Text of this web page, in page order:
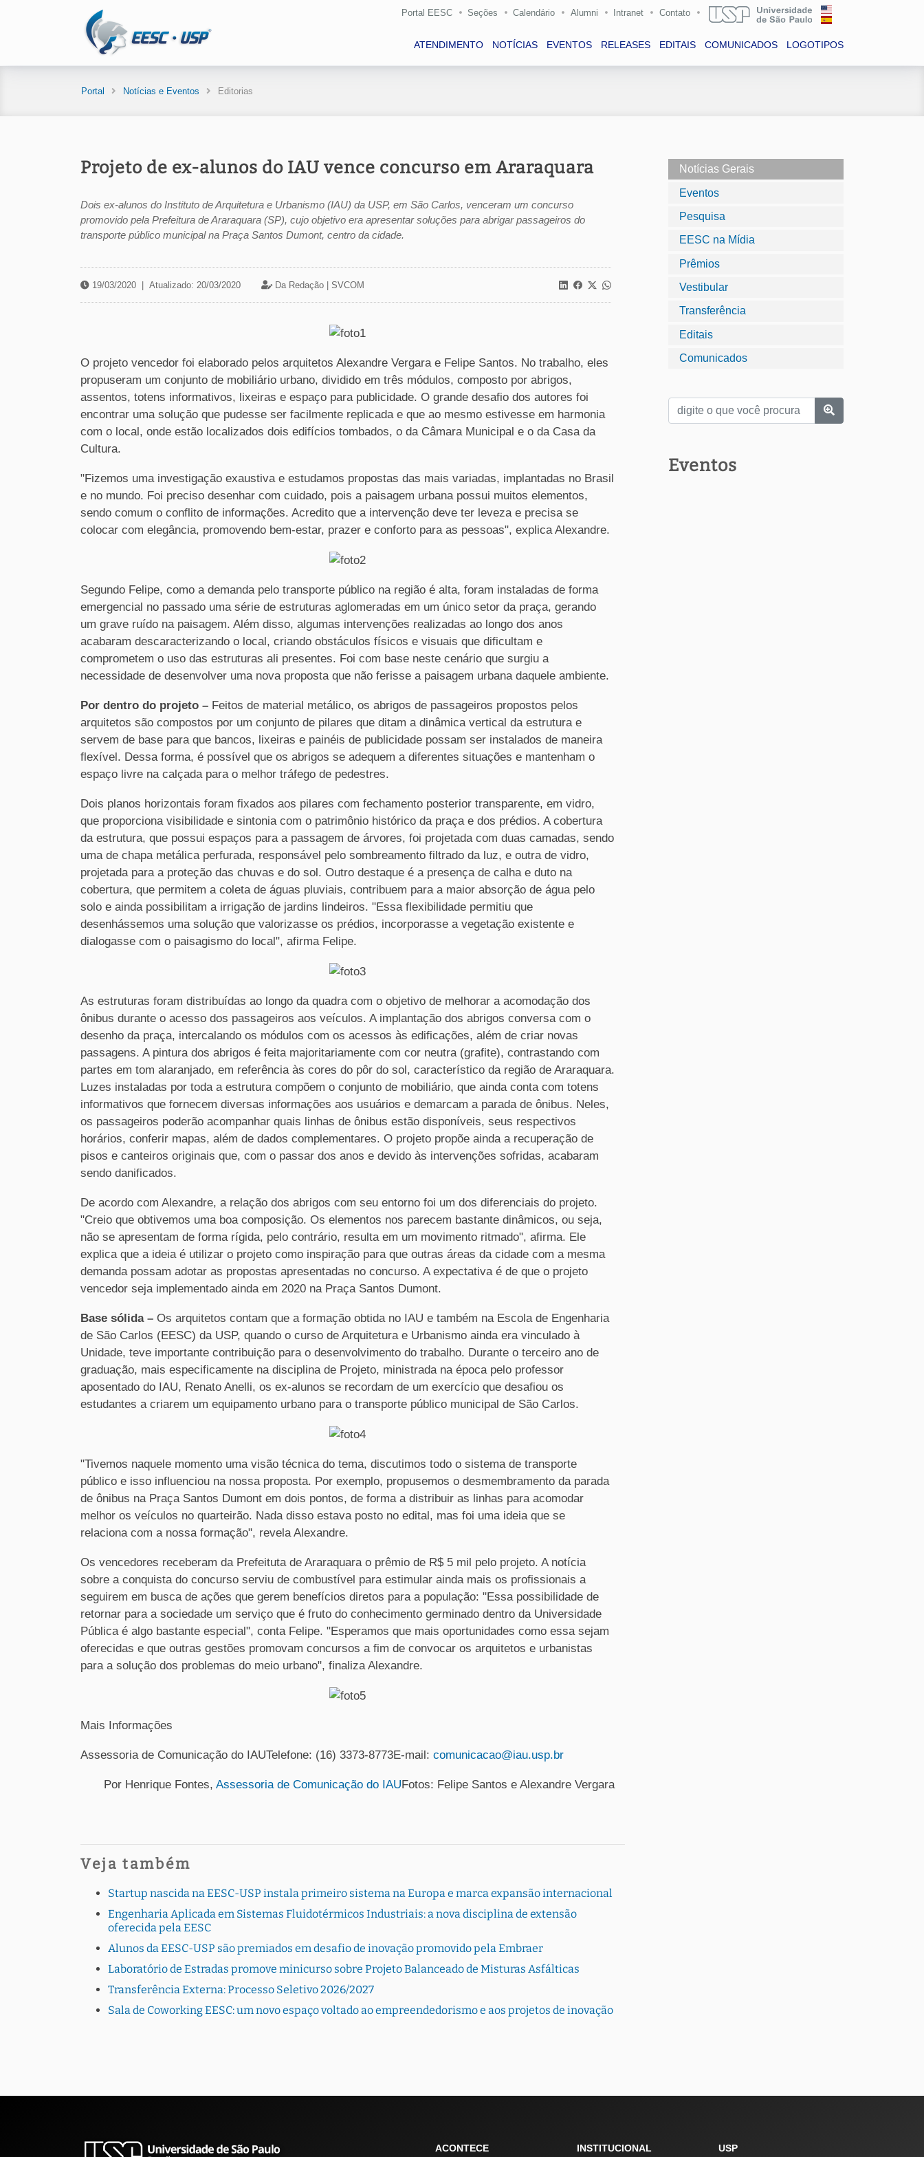
Portal EESC Seções Calendário Alumni Intranet Contato
ATENDIMENTO NOTÍCIAS EVENTOS RELEASES EDITAIS COMUNICADOS LOGOTIPOS
Portal Notícias e Eventos Editorias
Projeto de ex-alunos do IAU vence concurso em Araraquara
Dois ex-alunos do Instituto de Arquitetura e Urbanismo (IAU) da USP, em São Carlos, venceram um concurso
promovido pela Prefeitura de Araraquara (SP), cujo objetivo era apresentar soluções para abrigar passageiros do
transporte público municipal na Praça Santos Dumont, centro da cidade.
19/03/2020 Atualizado: 20/03/2020 Da Redação | SVCOM
O projeto vencedor foi elaborado pelos arquitetos Alexandre Vergara e Felipe Santos. No trabalho, eles
propuseram um conjunto de mobiliário urbano, dividido em três módulos, composto por abrigos,
assentos, totens informativos, lixeiras e espaço para publicidade. O grande desafio dos autores foi
encontrar uma solução que pudesse ser facilmente replicada e que ao mesmo estivesse em harmonia
com o local, onde estão localizados dois edifícios tombados, o da Câmara Municipal e o da Casa da
Cultura.
"Fizemos uma investigação exaustiva e estudamos propostas das mais variadas, implantadas no Brasil
e no mundo. Foi preciso desenhar com cuidado, pois a paisagem urbana possui muitos elementos,
sendo comum o conflito de informações. Acredito que a intervenção deve ter leveza e precisa se
colocar com elegância, promovendo bem-estar, prazer e conforto para as pessoas", explica Alexandre.
Segundo Felipe, como a demanda pelo transporte público na região é alta, foram instaladas de forma
emergencial no passado uma série de estruturas aglomeradas em um único setor da praça, gerando
um grave ruído na paisagem. Além disso, algumas intervenções realizadas ao longo dos anos
acabaram descaracterizando o local, criando obstáculos físicos e visuais que dificultam e
comprometem o uso das estruturas ali presentes. Foi com base neste cenário que surgiu a
necessidade de desenvolver uma nova proposta que não ferisse a paisagem urbana daquele ambiente.
Por dentro do projeto – Feitos de material metálico, os abrigos de passageiros propostos pelos
arquitetos são compostos por um conjunto de pilares que ditam a dinâmica vertical da estrutura e
servem de base para que bancos, lixeiras e painéis de publicidade possam ser instalados de maneira
flexível. Dessa forma, é possível que os abrigos se adequem a diferentes situações e mantenham o
espaço livre na calçada para o melhor tráfego de pedestres.
Dois planos horizontais foram fixados aos pilares com fechamento posterior transparente, em vidro,
que proporciona visibilidade e sintonia com o patrimônio histórico da praça e dos prédios. A cobertura
da estrutura, que possui espaços para a passagem de árvores, foi projetada com duas camadas, sendo
uma de chapa metálica perfurada, responsável pelo sombreamento filtrado da luz, e outra de vidro,
projetada para a proteção das chuvas e do sol. Outro destaque é a presença de calha e duto na
cobertura, que permitem a coleta de águas pluviais, contribuem para a maior absorção de água pelo
solo e ainda possibilitam a irrigação de jardins lindeiros. "Essa flexibilidade permitiu que
desenhássemos uma solução que valorizasse os prédios, incorporasse a vegetação existente e
dialogasse com o paisagismo do local", afirma Felipe.
As estruturas foram distribuídas ao longo da quadra com o objetivo de melhorar a acomodação dos
ônibus durante o acesso dos passageiros aos veículos. A implantação dos abrigos conversa com o
desenho da praça, intercalando os módulos com os acessos às edificações, além de criar novas
passagens. A pintura dos abrigos é feita majoritariamente com cor neutra (grafite), contrastando com
partes em tom alaranjado, em referência às cores do pôr do sol, característico da região de Araraquara.
Luzes instaladas por toda a estrutura compõem o conjunto de mobiliário, que ainda conta com totens
informativos que fornecem diversas informações aos usuários e demarcam a parada de ônibus. Neles,
os passageiros poderão acompanhar quais linhas de ônibus estão disponíveis, seus respectivos
horários, conferir mapas, além de dados complementares. O projeto propõe ainda a recuperação de
pisos e canteiros originais que, com o passar dos anos e devido às intervenções sofridas, acabaram
sendo danificados.
De acordo com Alexandre, a relação dos abrigos com seu entorno foi um dos diferenciais do projeto.
"Creio que obtivemos uma boa composição. Os elementos nos parecem bastante dinâmicos, ou seja,
não se apresentam de forma rígida, pelo contrário, resulta em um movimento ritmado", afirma. Ele
explica que a ideia é utilizar o projeto como inspiração para que outras áreas da cidade com a mesma
demanda possam adotar as propostas apresentadas no concurso. A expectativa é de que o projeto
vencedor seja implementado ainda em 2020 na Praça Santos Dumont.
Base sólida – Os arquitetos contam que a formação obtida no IAU e também na Escola de Engenharia
de São Carlos (EESC) da USP, quando o curso de Arquitetura e Urbanismo ainda era vinculado à
Unidade, teve importante contribuição para o desenvolvimento do trabalho. Durante o terceiro ano de
graduação, mais especificamente na disciplina de Projeto, ministrada na época pelo professor
aposentado do IAU, Renato Anelli, os ex-alunos se recordam de um exercício que desafiou os
estudantes a criarem um equipamento urbano para o transporte público municipal de São Carlos.
"Tivemos naquele momento uma visão técnica do tema, discutimos todo o sistema de transporte
público e isso influenciou na nossa proposta. Por exemplo, propusemos o desmembramento da parada
de ônibus na Praça Santos Dumont em dois pontos, de forma a distribuir as linhas para acomodar
melhor os veículos no quarteirão. Nada disso estava posto no edital, mas foi uma ideia que se
relaciona com a nossa formação", revela Alexandre.
Os vencedores receberam da Prefeituta de Araraquara o prêmio de R$ 5 mil pelo projeto. A notícia
sobre a conquista do concurso serviu de combustível para estimular ainda mais os profissionais a
seguirem em busca de ações que gerem benefícios diretos para a população: "Essa possibilidade de
retornar para a sociedade um serviço que é fruto do conhecimento germinado dentro da Universidade
Pública é algo bastante especial", conta Felipe. "Esperamos que mais oportunidades como essa sejam
oferecidas e que outras gestões promovam concursos a fim de convocar os arquitetos e urbanistas
para a solução dos problemas do meio urbano", finaliza Alexandre.
Mais Informações
Assessoria de Comunicação do IAUTelefone: (16) 3373-8773E-mail: comunicacao@iau.usp.br
Por Henrique Fontes, Assessoria de Comunicação do IAUFotos: Felipe Santos e Alexandre Vergara
Veja também
Startup nascida na EESC-USP instala primeiro sistema na Europa e marca expansão internacional
Engenharia Aplicada em Sistemas Fluidotérmicos Industriais: a nova disciplina de extensão
oferecida pela EESC
Alunos da EESC-USP são premiados em desafio de inovação promovido pela Embraer
Laboratório de Estradas promove minicurso sobre Projeto Balanceado de Misturas Asfálticas
Transferência Externa: Processo Seletivo 2026/2027
Sala de Coworking EESC: um novo espaço voltado ao empreendedorismo e aos projetos de inovação
Notícias Gerais
Eventos
Pesquisa
EESC na Mídia
Prêmios
Vestibular
Transferência
Editais
Comunicados
Eventos
ACONTECE INSTITUCIONAL USP